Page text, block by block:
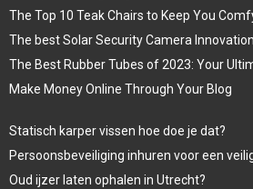
The Top 10 Teak Chairs to Keep You
The best Solar Security Camera
The Best Rubber Tubes of 2023: Your
Make Money Online Through Your Blog
Statisch karper vissen hoe doe je dat?
Persoonsbeveiliging inhuren voor een
Oud ijzer laten ophalen in Utrecht?